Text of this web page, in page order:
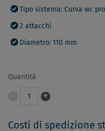
Tipo sistema: Curva wc
2 attacchi
Diametro: 110 mm
Quantità
1 +
Costi di spedizione